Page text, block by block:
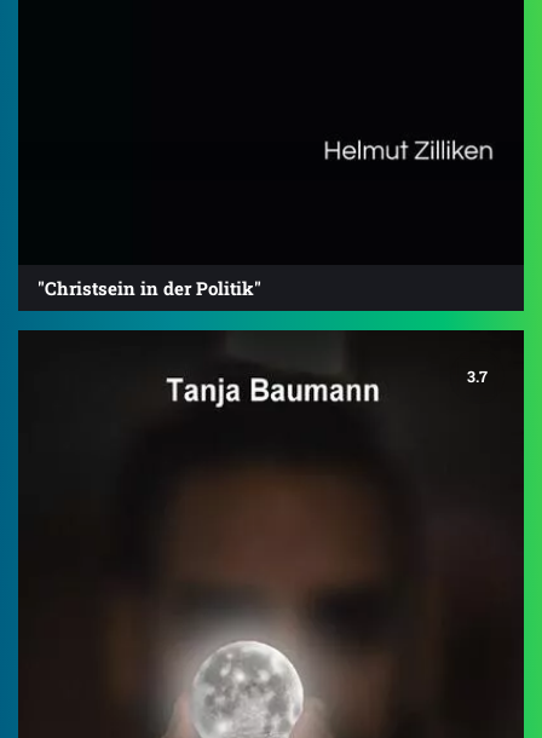
"Christsein in der Politik"
3.7